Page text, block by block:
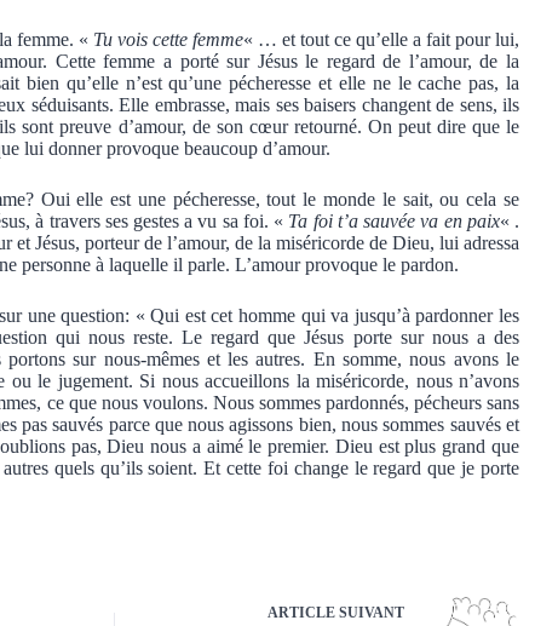
femme. « Tu vois cette femme« … et tout ce qu’elle a fait pour lui,
Cette femme a porté sur Jésus le regard de l’amour, de la
bien qu’elle n’est qu’une pécheresse et elle ne le cache pas, la
séduisants. Elle embrasse, mais ses baisers changent de sens, ils
sont preuve d’amour, de son cœur retourné. On peut dire que le
lui donner provoque beaucoup d’amour.
Oui elle est une pécheresse, tout le monde le sait, ou cela se
à travers ses gestes a vu sa foi. « Ta foi t’a sauvée va en paix« .
et Jésus, porteur de l’amour, de la miséricorde de Dieu, lui adressa
personne à laquelle il parle. L’amour provoque le pardon.
une question: « Qui est cet homme qui va jusqu’à pardonner les
qui nous reste. Le regard que Jésus porte sur nous a des
sur nous-mêmes et les autres. En somme, nous avons le
ou le jugement. Si nous accueillons la miséricorde, nous n’avons
ce que nous voulons. Nous sommes pardonnés, pécheurs sans
pas sauvés parce que nous agissons bien, nous sommes sauvés et
pas, Dieu nous a aimé le premier. Dieu est plus grand que
quels qu’ils soient. Et cette foi change le regard que je porte
ARTICLE SUIVANT